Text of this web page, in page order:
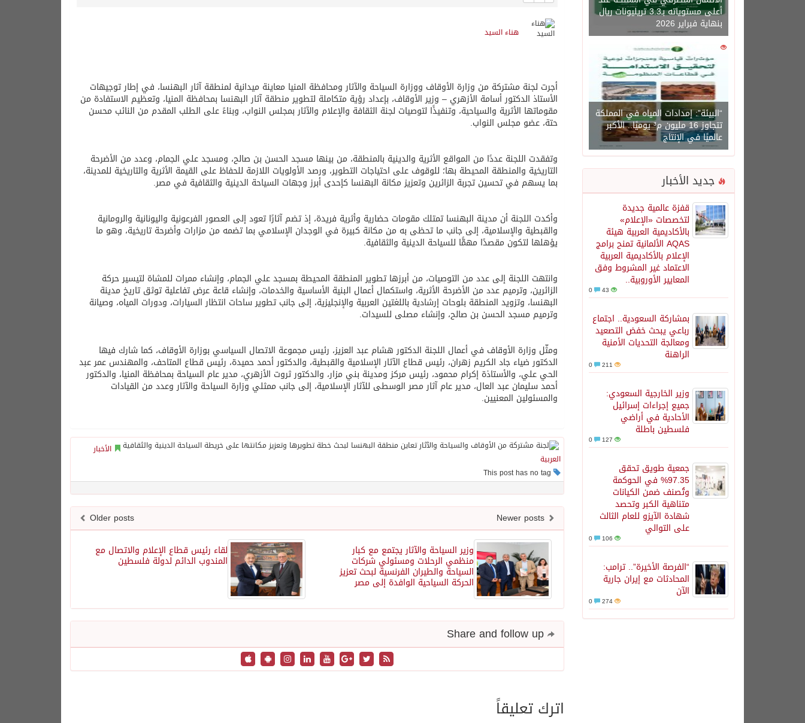
أعلى مستوياته بـ3.3 تريليونات ريال
بنهاية فبراير 2026
1450
“البيئة”: إمدادات المياه في المملكة
تتجاوز 16 مليون م³ يوميًا.. الأكبر
عالميًا في الإنتاج
جديد الأخبار
قفزة عالمية جديدة
لتخصصات «الإعلام»
بالأكاديمية العربية هيئة
AQAS الألمانية تمنح برامج
الإعلام بالأكاديمية العربية
الاعتماد غير المشروط وفق
المعايير الأوروبية..
43
بمشاركة السعودية.. اجتماع
رباعي يبحث خفض التصعيد
ومعالجة التحديات الأمنية
الراهنة
211
وزير الخارجية السعودي:
جميع إجراءات إسرائيل
الأحادية في أراضي
فلسطين باطلة
127
جمعية طويق تحقق
97.35% في الحوكمة
وتُصنف ضمن الكيانات
متناهية الكبر وتحصد
شهادة الآيزو للعام الثالث
على التوالي
106
“الفرصة الأخيرة”.. ترامب:
المحادثات مع إيران جارية
الآن
274
هناء السيد
أجرت لجنة مشتركة من وزارة الأوقاف ووزارة السياحة والآثار ومحافظة المنيا معاينة ميدانية لمنطقة آثار البهنسا، في إطار توجيهات
الأستاذ الدكتور أسامة الأزهري – وزير الأوقاف، بإعداد رؤية متكاملة لتطوير منطقة آثار البهنسا بمحافظة المنيا، وتعظيم الاستفادة من
مقوماتها الأثرية والسياحية، وتنفيذًا لتوصيات لجنة الثقافة والإعلام والآثار بمجلس النواب، وبناءً على الطلب المقدم من النائب محسن
حتة، عضو مجلس النواب.
وتفقدت اللجنة عددًا من المواقع الأثرية والدينية بالمنطقة، من بينها مسجد الحسن بن صالح، ومسجد علي الجمام، وعدد من الأضرحة
التاريخية والمنطقة المحيطة بها؛ للوقوف على احتياجات التطوير، ورصد الأولويات اللازمة للحفاظ على القيمة الأثرية والتاريخية للمدينة،
بما يسهم في تحسين تجربة الزائرين وتعزيز مكانة البهنسا كإحدى أبرز وجهات السياحة الدينية والثقافية في مصر.
وأكدت اللجنة أن مدينة البهنسا تمتلك مقومات حضارية وأثرية فريدة، إذ تضم آثارًا تعود إلى العصور الفرعونية واليونانية والرومانية
والقبطية والإسلامية، إلى جانب ما تحظى به من مكانة كبيرة في الوجدان الإسلامي بما تضمه من مزارات وأضرحة تاريخية، وهو ما
يؤهلها لتكون مقصدًا مهمًّا للسياحة الدينية والثقافية.
وانتهت اللجنة إلى عدد من التوصيات، من أبرزها تطوير المنطقة المحيطة بمسجد علي الجمام، وإنشاء ممرات للمشاة لتيسير حركة
الزائرين، وترميم عدد من الأضرحة الأثرية، واستكمال أعمال البنية الأساسية والخدمات، وإنشاء قاعة عرض تفاعلية توثق تاريخ مدينة
البهنسا، وتزويد المنطقة بلوحات إرشادية باللغتين العربية والإنجليزية، إلى جانب تطوير ساحات انتظار السيارات، ودورات المياه، وصيانة
وترميم مسجد الحسن بن صالح، وإنشاء مصلى للسيدات.
ومثّل وزارة الأوقاف في أعمال اللجنة الدكتور هشام عبد العزيز، رئيس مجموعة الاتصال السياسي بوزارة الأوقاف، كما شارك فيها
الدكتور ضياء جاد الكريم زهران، رئيس قطاع الآثار الإسلامية والقبطية، والدكتور أحمد حميدة، رئيس قطاع المتاحف، والمهندس عمر عبد
الحي علي، والأستاذة إكرام محمود، رئيس مركز ومدينة بني مزار، والدكتور ثروت الأزهري، مدير عام السياحة بمحافظة المنيا، والدكتور
أحمد سليمان عبد العال، مدير عام آثار مصر الوسطى للآثار الإسلامية، إلى جانب ممثلي وزارة السياحة والآثار وعدد من القيادات
والمسئولين المعنيين.
الأخبار
العربية
Older posts
لقاء رئيس قطاع الإعلام والاتصال مع
المندوب الدائم لدولة فلسطين
وزير السياحة والآثار يجتمع مع كبار
منظمي الرحلات ومسئولي شركات
السياحة والطيران الفرنسية لبحث تعزيز
الحركة السياحية الوافدة إلى مصر
اترك تعليقاً